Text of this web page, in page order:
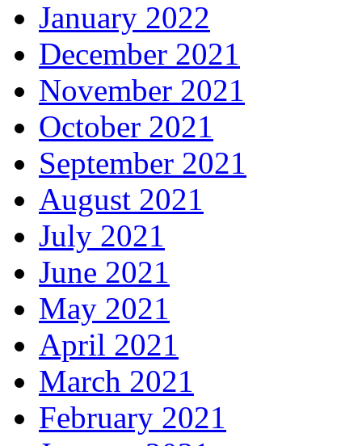
January 2022
December 2021
November 2021
October 2021
September 2021
August 2021
July 2021
June 2021
May 2021
April 2021
March 2021
February 2021